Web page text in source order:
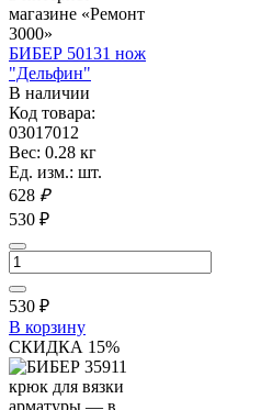
БИБЕР 50131 нож
"Дельфин"
В наличии
Код товара:
03017012
Вес: 0.28 кг
Ед. изм.: шт.
628 ₽
530 ₽
530 ₽
В корзину
СКИДКА 15%